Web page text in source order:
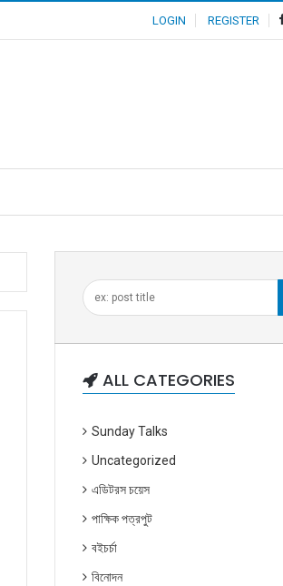
LOGIN REGISTER
ALL CATEGORIES
Sunday Talks
Uncategorized
এডিটরস চয়েস
পাক্ষিক পত্রপুট
বইচর্চা
বিনোদন